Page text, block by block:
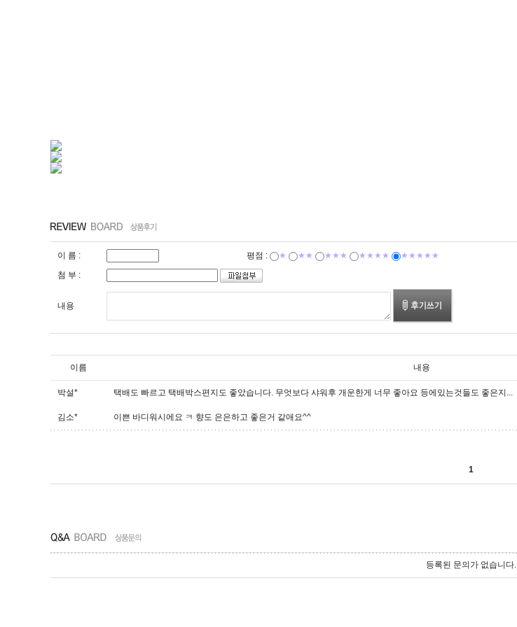
이 름 : 평점 : ★ ★★ ★★★ ★★★★
★★★★★
첨 부 :
내용
이름 내용
박설* 택배도 빠르고 택배박스편지도 좋았습니다. 무엇보다 샤워후 개운한게 너무 좋아요 등에있는것들도 좋은지...
김소* 이쁜 바디워시에요 ㅋ 향도 은은하고 좋은거 같애요^^
1
등록된 문의가 없습니다.